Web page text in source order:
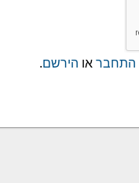
התחבר או הירשם.